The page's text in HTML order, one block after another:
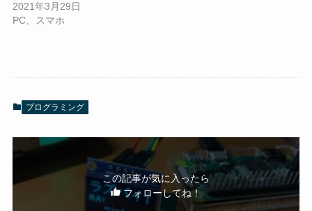
2021年3月29日
PC、スマホ
プログラミング
この記事が気に入ったら
フォローしてね！